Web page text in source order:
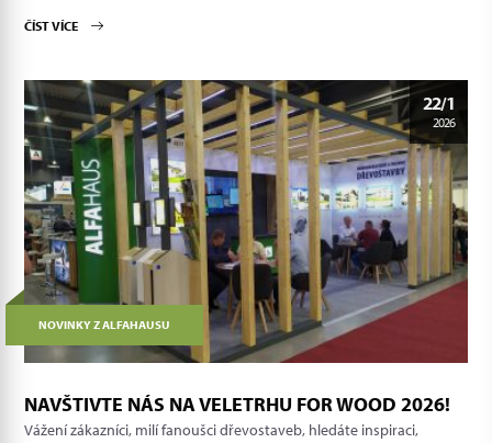
ČÍST VÍCE
22/1
2026
NOVINKY Z ALFAHAUSU
NAVŠTIVTE NÁS NA VELETRHU FOR WOOD 2026!
Vážení zákazníci, milí fanoušci dřevostaveb, hledáte inspiraci,